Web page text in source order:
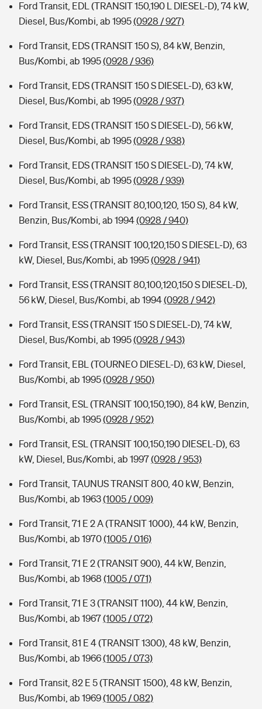
Ford Transit, EDL (TRANSIT 150,190 L DIESEL-D), 74 kW,
Diesel, Bus/Kombi, ab 1995(0928 / 927)
Ford Transit, EDS (TRANSIT 150 S), 84 kW, Benzin,
Bus/Kombi, ab 1995(0928 / 936)
Ford Transit, EDS (TRANSIT 150 S DIESEL-D), 63 kW,
Diesel, Bus/Kombi, ab 1995(0928 / 937)
Ford Transit, EDS (TRANSIT 150 S DIESEL-D), 56 kW,
Diesel, Bus/Kombi, ab 1995(0928 / 938)
Ford Transit, EDS (TRANSIT 150 S DIESEL-D), 74 kW,
Diesel, Bus/Kombi, ab 1995(0928 / 939)
Ford Transit, ESS (TRANSIT 80,100,120, 150 S), 84 kW,
Benzin, Bus/Kombi, ab 1994(0928 / 940)
Ford Transit, ESS (TRANSIT 100,120,150 S DIESEL-D), 63
kW, Diesel, Bus/Kombi, ab 1995(0928 / 941)
Ford Transit, ESS (TRANSIT 80,100,120,150 S DIESEL-D),
56 kW, Diesel, Bus/Kombi, ab 1994(0928 / 942)
Ford Transit, ESS (TRANSIT 150 S DIESEL-D), 74 kW,
Diesel, Bus/Kombi, ab 1995(0928 / 943)
Ford Transit, EBL (TOURNEO DIESEL-D), 63 kW, Diesel,
Bus/Kombi, ab 1995(0928 / 950)
Ford Transit, ESL (TRANSIT 100,150,190), 84 kW, Benzin,
Bus/Kombi, ab 1995(0928 / 952)
Ford Transit, ESL (TRANSIT 100,150,190 DIESEL-D), 63
kW, Diesel, Bus/Kombi, ab 1997(0928 / 953)
Ford Transit, TAUNUS TRANSIT 800, 40 kW, Benzin,
Bus/Kombi, ab 1963(1005 / 009)
Ford Transit, 71 E 2 A (TRANSIT 1000), 44 kW, Benzin,
Bus/Kombi, ab 1970(1005 / 016)
Ford Transit, 71 E 2 (TRANSIT 900), 44 kW, Benzin,
Bus/Kombi, ab 1968 (1005 / 071)
Ford Transit, 71 E 3 (TRANSIT 1100), 44 kW, Benzin,
Bus/Kombi, ab 1967(1005 / 072)
Ford Transit, 81 E 4 (TRANSIT 1300), 48 kW, Benzin,
Bus/Kombi, ab 1966(1005 / 073)
Ford Transit, 82 E 5 (TRANSIT 1500), 48 kW, Benzin,
Bus/Kombi, ab 1969(1005 / 082)